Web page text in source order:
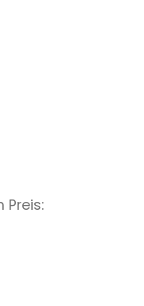
Preis: